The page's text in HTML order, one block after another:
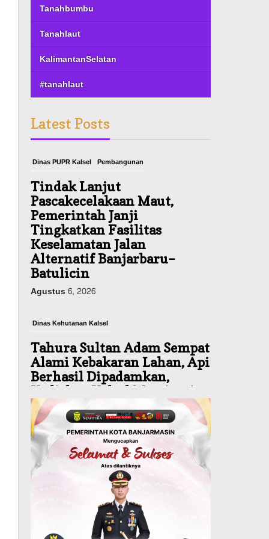
Tanahbumbu
Tanahlaut
KalimantanSelatan
#tanahlaut
Latest Posts
Dinas PUPR Kalsel Pembangunan
Tindak Lanjut
Pascakecelakaan Maut,
Pemerintah Janji
Tingkatkan Fasilitas
Keselamatan Jalan
Alternatif Banjarbaru–
Batulicin
Agustus 6, 2026
Dinas Kehutanan Kalsel
Tahura Sultan Adam Sempat
Alami Kebakaran Lahan, Api
Berhasil Dipadamkan,
Kadishut Kalsel Memimpin
Langsung Aksi di Lapangan
Agustus 6, 2026
Advertorial Pemkab Balangan
Silaturahmi ke DPRD
Balangan, Kapolres AKBP
Arif Mansyur Perkuat
Koordinasi Keamanan